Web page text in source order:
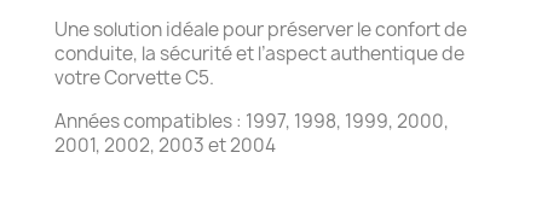
Une solution idéale pour préserver le confort de
conduite, la sécurité et l’aspect authentique de
votre Corvette C5.
Années compatibles : 1997, 1998, 1999, 2000,
2001, 2002, 2003 et 2004